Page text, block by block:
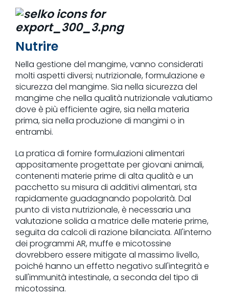
Nutrire
Nella gestione del mangime, vanno considerati
molti aspetti diversi; nutrizionale, formulazione e
sicurezza del mangime. Sia nella sicurezza del
mangime che nella qualità nutrizionale valutiamo
dove è più efficiente agire, sia nella materia
prima, sia nella produzione di mangimi o in
entrambi.
La pratica di fornire formulazioni alimentari
appositamente progettate per giovani animali,
contenenti materie prime di alta qualità e un
pacchetto su misura di additivi alimentari, sta
rapidamente guadagnando popolarità. Dal
punto di vista nutrizionale, è necessaria una
valutazione solida a matrice delle materie prime,
seguita da calcoli di razione bilanciata. All'interno
dei programmi AR, muffe e micotossine
dovrebbero essere mitigate al massimo livello,
poiché hanno un effetto negativo sull'integrità e
sull'immunità intestinale, a seconda del tipo di
micotossina.